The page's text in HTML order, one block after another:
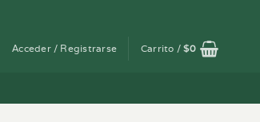
Acceder / Registrarse Carrito /$0